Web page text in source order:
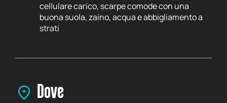
cellulare carico, scarpe comode con una
buona suola, zaino, acqua e abbigliamento a
strati
Dove